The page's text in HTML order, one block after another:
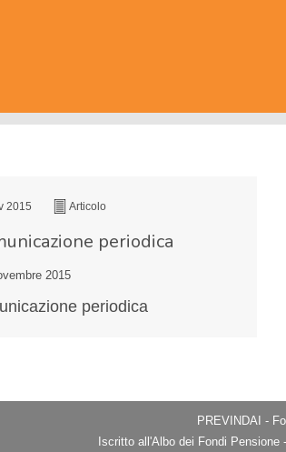
2015 Articolo
periodica
2015
periodica
PREVINDAI -
Iscritto all'Albo dei Fondi